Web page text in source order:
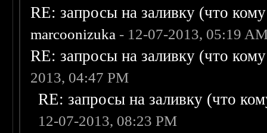
RE: запросы на заливку (что
marcoonizuka - 12-07-2013, 05:19
RE: запросы на заливку (что
2013, 04:47 PM
RE: запросы на заливку (что
12-07-2013, 08:23 PM